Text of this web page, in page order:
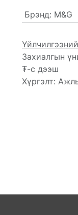
Брэнд: M&G
Захиалгын
₮-с дээш
Хүргэлт: